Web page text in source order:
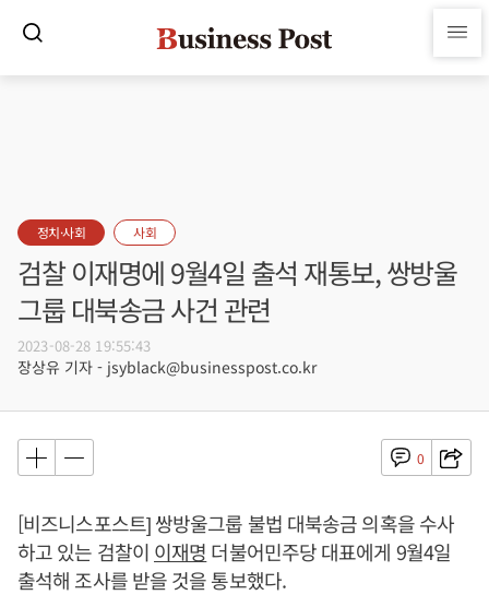
정치·사회 사회
검찰 이재명에 9월4일 출석 재통보, 쌍방울
그룹 대북송금 사건 관련
2023-08-28 19:55:43
장상유 기자 - jsyblack@businesspost.co.kr
0
[비즈니스포스트] 쌍방울그룹 불법 대북송금 의혹을 수사
하고 있는 검찰이 이재명 더불어민주당 대표에게 9월4일
출석해 조사를 받을 것을 통보했다.